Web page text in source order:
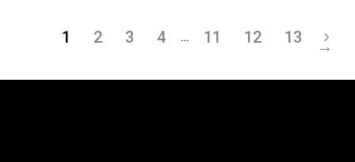
1 2 3 4 … 11 12 13 →